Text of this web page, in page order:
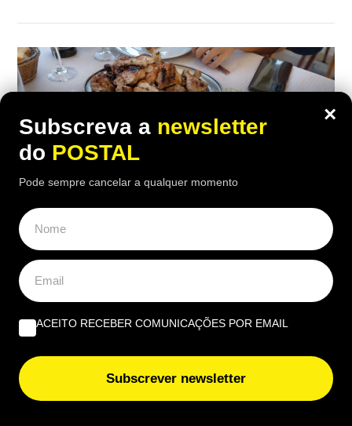
“O verdadeiro sabor da Guia”: nesta
churrasqueira algarvia da EN125 ainda
pode comer “excelente frango à Guia”
por 6,50€
×
Subscreva a newsletter
do POSTAL
Pode sempre cancelar a qualquer momento
ACEITO RECEBER COMUNICAÇÕES POR EMAIL
Subscrever newsletter